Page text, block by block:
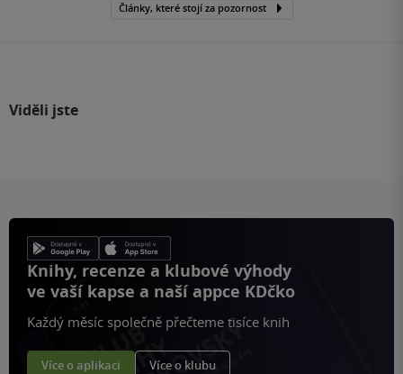
Články, které stojí za pozornost
Viděli jste
Knihy, recenze a klubové výhody
ve vaší kapse a naší appce KDčko
Každý měsíc společně přečteme tisíce knih
Více o aplikaci Více o klubu